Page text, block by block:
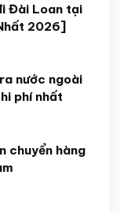
Đài Loan tại
2026]
nước ngoài
phí nhất
chuyển hàng